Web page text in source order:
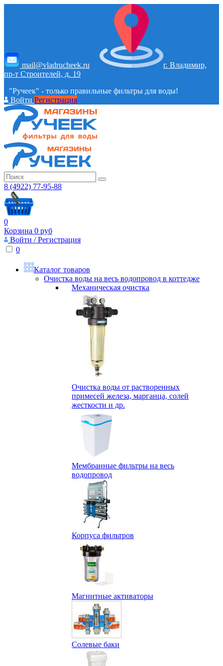
mail@vladrucheek.ru
г. Владимир,
пр-т Строителей, д. 19
"Ручеек" - только правильные фильтры для воды!
ВойтиРегистрация
8 (4922) 77-95-88
0
Корзина 0 руб
Войти / Регистрация
0
Каталог товаров
Очистка воды на весь водопровод в коттедже
Механическая очистка
Очистка воды от растворенных
примесей железа, марганца, солей
жесткости и др.
Мембранные фильтры на весь
водопровод
Корпуса фильтров
Магнитные активаторы
Солевые баки